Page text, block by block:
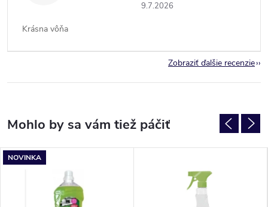
NOVINKA
9.7.2026
Krásna vôňa
Zobraziť ďalšie recenzie